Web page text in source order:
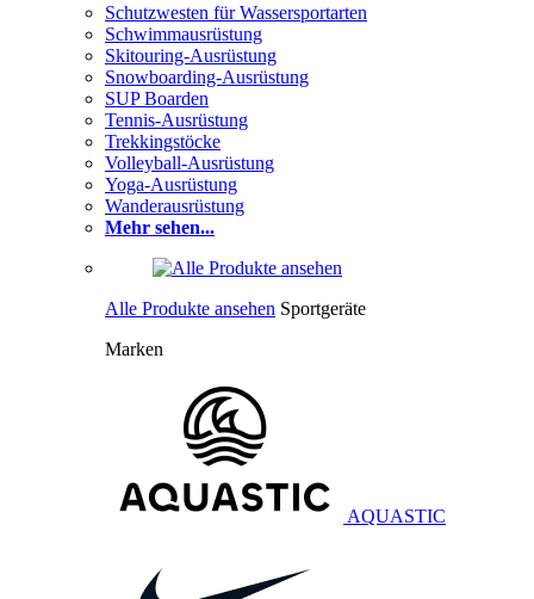
Schutzwesten für Wassersportarten
Schwimmausrüstung
Skitouring-Ausrüstung
Snowboarding-Ausrüstung
SUP Boarden
Tennis-Ausrüstung
Trekkingstöcke
Volleyball-Ausrüstung
Yoga-Ausrüstung
Wanderausrüstung
Mehr sehen...
Alle Produkte ansehen Sportgeräte
Marken
AQUASTIC